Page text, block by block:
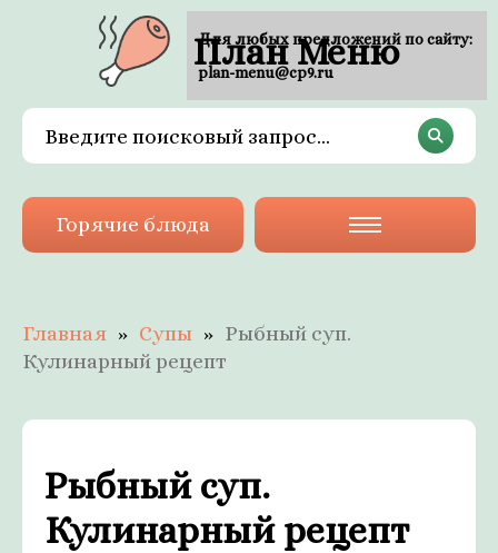
План Меню
Горячие блюда
Главная Супы
Рыбный суп.
Кулинарный рецепт
Рыбный суп.
Кулинарный рецепт
Для любых предложений по сайту:
plan-menu@cp9.ru